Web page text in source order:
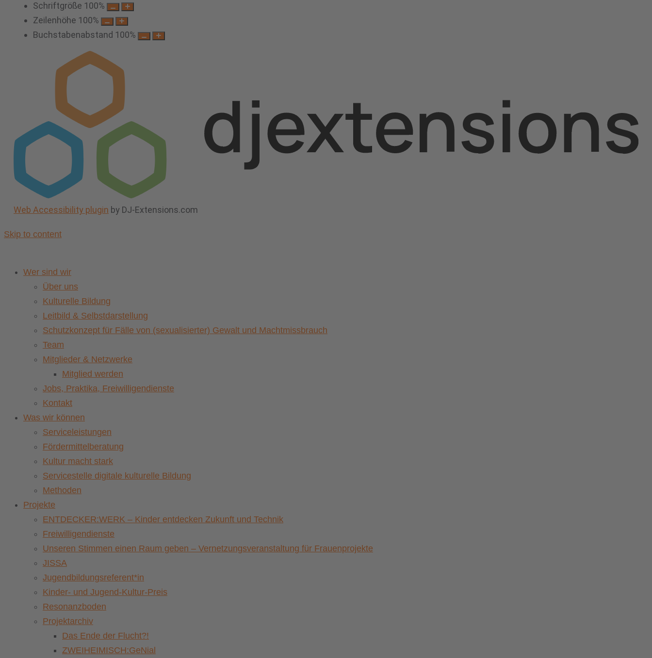
Schriftgröße 100%
Zeilenhöhe 100%
Buchstabenabstand 100%
Web Accessibility plugin by DJ-Extensions.com
Skip to content
Wer sind wir
Über uns
Kulturelle Bildung
Leitbild & Selbstdarstellung
Schutzkonzept für Fälle von (sexualisierter) Gewalt und Machtmissbrauch
Team
Mitglieder & Netzwerke
Mitglied werden
Jobs, Praktika, Freiwilligendienste
Kontakt
Was wir können
Serviceleistungen
Fördermittelberatung
Kultur macht stark
Servicestelle digitale kulturelle Bildung
Methoden
Projekte
ENTDECKER:WERK – Kinder entdecken Zukunft und Technik
Freiwilligendienste
Unseren Stimmen einen Raum geben – Vernetzungsveranstaltung für Frauenprojekte
JISSA
Jugendbildungsreferent*in
Kinder- und Jugend-Kultur-Preis
Resonanzboden
Projektarchiv
Das Ende der Flucht?!
ZWEIHEIMISCH:GeNial